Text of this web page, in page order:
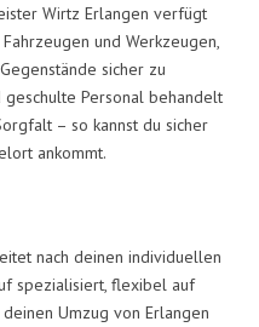
Wirtz Erlangen verfügt
und Werkzeugen,
sicher zu
Personal behandelt
– so kannst du sicher
ankommt.
nach deinen individuellen
spezialisiert, flexibel auf
Umzug von Erlangen